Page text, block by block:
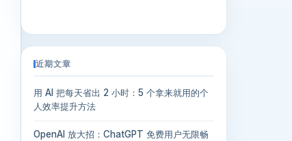
近期文章
用 AI 把每天省出 2 小时：5 个拿来就用的个
人效率提升方法
OpenAI 放大招：ChatGPT 免费用户无限畅